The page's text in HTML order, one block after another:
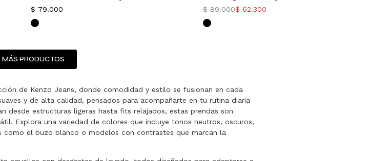
$ 79.000
$89.000$ 62.300
MÁS PRODUCTOS
de Kenzo Jeans, donde comodidad y estilo se fusionan en cada
y de alta calidad, pensados para acompañarte en tu rutina diaria
desde estructuras ligeras hasta fits relajados, estas prendas son
Explora una variedad de colores que incluye tonos neutros, oscuros,
el buzo blanco o modelos con contrastes que marcan la